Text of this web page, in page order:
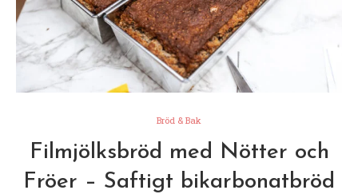
Bröd & Bak
Filmjölksbröd med Nötter och
Fröer – Saftigt bikarbonatbröd